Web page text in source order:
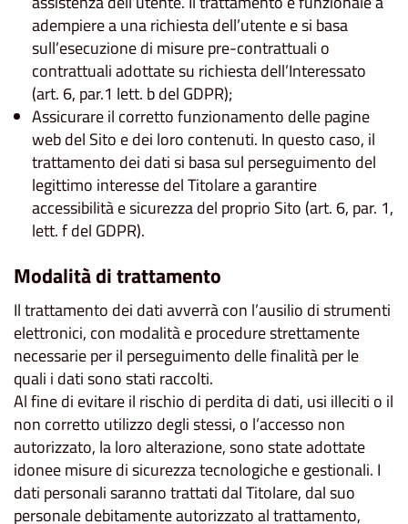
adempiere a una richiesta dell’utente e si basa
sull’esecuzione di misure pre-contrattuali o
contrattuali adottate su richiesta dell’Interessato
(art. 6, par.1 lett. b del GDPR);
Assicurare il corretto funzionamento delle pagine
web del Sito e dei loro contenuti. In questo caso, il
trattamento dei dati si basa sul perseguimento del
legittimo interesse del Titolare a garantire
accessibilità e sicurezza del proprio Sito (art. 6, par. 1,
lett. f del GDPR).
Modalità di trattamento
Il trattamento dei dati avverrà con l’ausilio di strumenti
elettronici, con modalità e procedure strettamente
necessarie per il perseguimento delle finalità per le
quali i dati sono stati raccolti.
Al fine di evitare il rischio di perdita di dati, usi illeciti o il
non corretto utilizzo degli stessi, o l’accesso non
autorizzato, la loro alterazione, sono state adottate
idonee misure di sicurezza tecnologiche e gestionali. I
dati personali saranno trattati dal Titolare, dal suo
personale debitamente autorizzato al trattamento,